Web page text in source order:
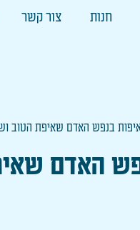
חנות צור קשר